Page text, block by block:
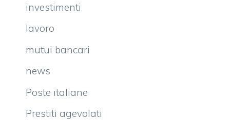
investimenti
lavoro
mutui bancari
news
Poste italiane
Prestiti agevolati